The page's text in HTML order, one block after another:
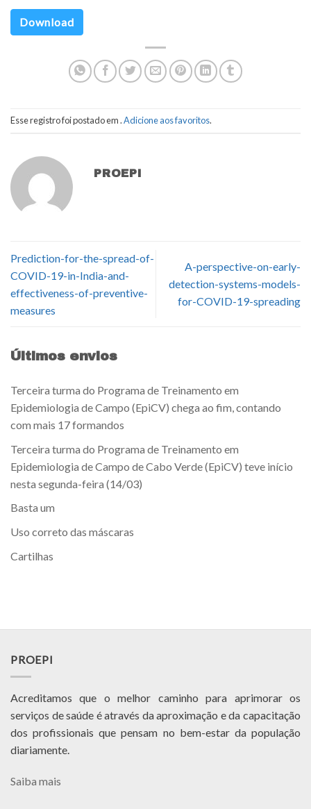
Download
Esse registro foi postado em .Adicione aos favoritos.
PROEPI
Prediction-for-the-spread-of-
COVID-19-in-India-and-
effectiveness-of-preventive-
measures
A-perspective-on-early-
detection-systems-models-
for-COVID-19-spreading
Últimos envios
Terceira turma do Programa de Treinamento em
Epidemiologia de Campo (EpiCV) chega ao fim, contando
com mais 17 formandos
Terceira turma do Programa de Treinamento em
Epidemiologia de Campo de Cabo Verde (EpiCV) teve início
nesta segunda-feira (14/03)
Basta um
Uso correto das máscaras
Cartilhas
PROEPI
Acreditamos que o melhor caminho para aprimorar os
serviços de saúde é através da aproximação e da capacitação
dos profissionais que pensam no bem-estar da população
diariamente.
Saiba mais